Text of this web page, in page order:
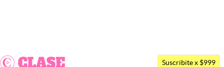
Dólar Suscribite x $999